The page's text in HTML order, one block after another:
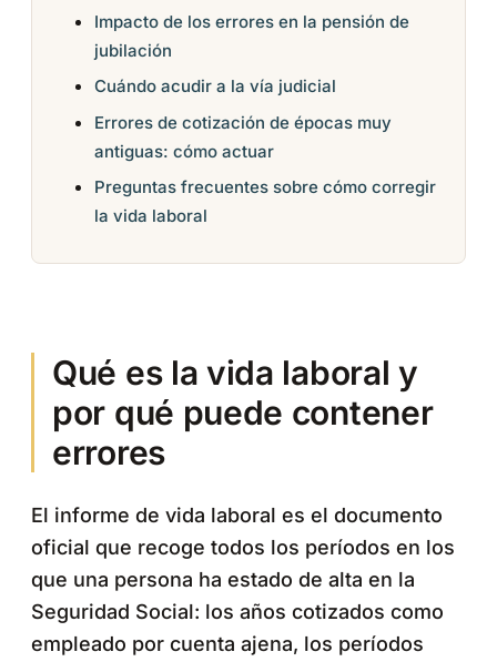
Impacto de los errores en la pensión de
jubilación
Cuándo acudir a la vía judicial
Errores de cotización de épocas muy
antiguas: cómo actuar
Preguntas frecuentes sobre cómo corregir
la vida laboral
Qué es la vida laboral y
por qué puede contener
errores
El informe de vida laboral es el documento
oficial que recoge todos los períodos en los
que una persona ha estado de alta en la
Seguridad Social: los años cotizados como
empleado por cuenta ajena, los períodos